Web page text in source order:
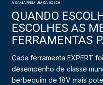
A GAMA PREMIUM DA BOSCH
QUANDO
ESCOLHES AS
FERRAMENTAS
Cada ferramenta EXPERT
desempenho de classe
berbequim de 18V mais